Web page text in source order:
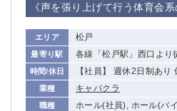
《声を張り上げて行う体育会
エリア 松戸
最寄り駅 各線「松戸駅」西口より
時間/休日 【社員】 週休2日制あ
業種 キャバクラ
職種 ホール(社員), ホール(バ
「赤羽岩
から徒歩
①歌舞伎町 ②
新宿
①東武練馬 ②
成増・板橋 ③
大山 ②池袋
池袋東口
下赤塚 竹ノ塚